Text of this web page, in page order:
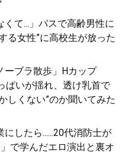
て...」バスで高齢男性に
る女性”に高校生が放った
ブラ散歩」Hカップ
ぱいが揺れ、透け乳首で
しくない”のか聞いてみた
したら......20代消防士が
で学んだエロ演出と裏オ